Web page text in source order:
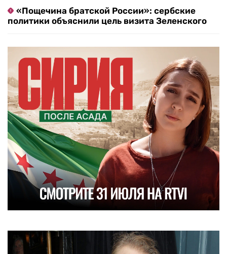
«Пощечина братской России»: сербские
политики объяснили цель визита Зеленского